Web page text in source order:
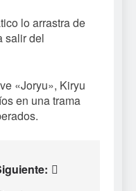
lo arrastra de
salir del
«Joryu», Kiryu
en una trama